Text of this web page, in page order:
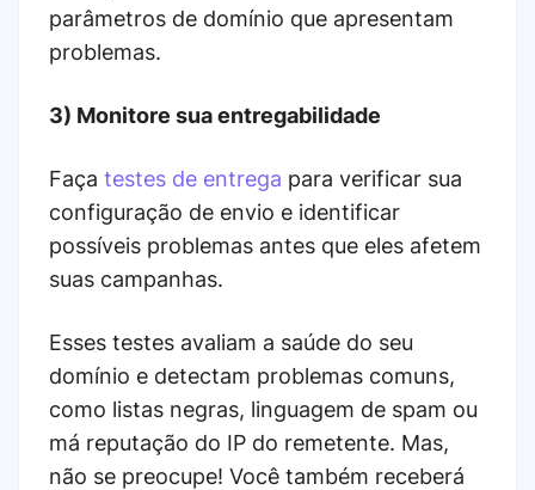
parâmetros de domínio que apresentam
problemas.
3) Monitore sua entregabilidade
Faça testes de entrega para verificar sua
configuração de envio e identificar
possíveis problemas antes que eles afetem
suas campanhas.
Esses testes avaliam a saúde do seu
domínio e detectam problemas comuns,
como listas negras, linguagem de spam ou
má reputação do IP do remetente. Mas,
não se preocupe! Você também receberá